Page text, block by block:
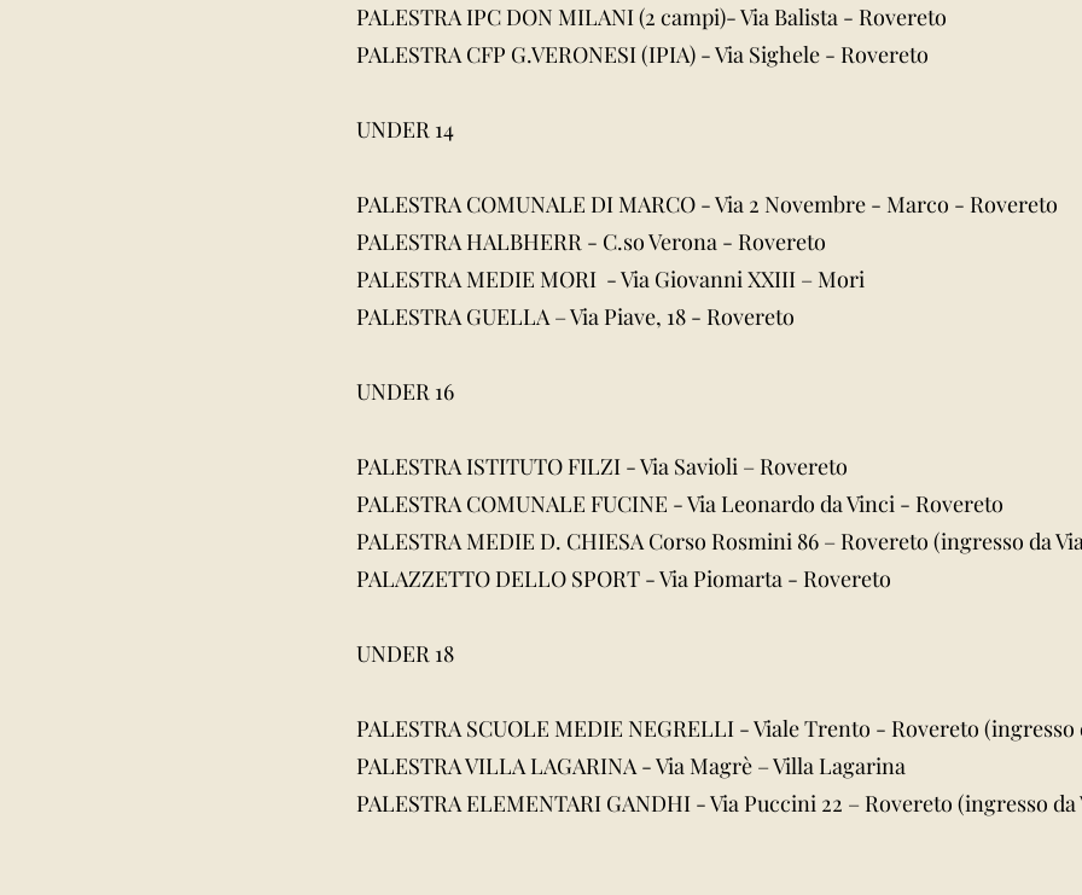
PALESTRA IPC DON MILANI (2 campi)- Via Balista - Rovereto
PALESTRA CFP G.VERONESI (IPIA) - Via Sighele - Rovereto
UNDER 14
PALESTRA COMUNALE DI MARCO - Via 2 Novembre - Marco - Rovereto
PALESTRA HALBHERR - C.so Verona - Rovereto
PALESTRA MEDIE MORI - Via Giovanni XXIII – Mori
PALESTRA GUELLA – Via Piave, 18 - Rovereto
UNDER 16
PALESTRA ISTITUTO FILZI - Via Savioli – Rovereto
PALESTRA COMUNALE FUCINE - Via Leonardo da Vinci - Rovereto
PALESTRA MEDIE D. CHIESA Corso Rosmini 86 – Rovereto (ingresso da
PALAZZETTO DELLO SPORT - Via Piomarta - Rovereto
UNDER 18
PALESTRA SCUOLE MEDIE NEGRELLI - Viale Trento - Rovereto (ingresso
PALESTRA VILLA LAGARINA - Via Magrè – Villa Lagarina
PALESTRA ELEMENTARI GANDHI - Via Puccini 22 – Rovereto (ingresso da